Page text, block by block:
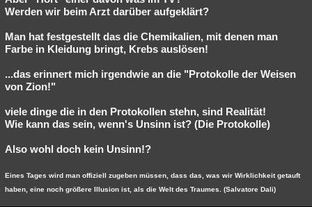
Werden wir beim Arzt darüber aufgeklärt?
Man hat festgestellt das die Chemikalien, mit denen man
Farbe in Kleidung bringt, Krebs auslösen!
...das erinnert mich irgendwie an die "Protokolle der Weisen
von Zion!"
viele dinge die in den Protokollen stehn, sind Realität!
Wie kann das sein, wenn's Unsinn ist? (Die Protokolle)
Also wohl doch kein Unsinn!?
Eines Tages wird man offiziell zugeben müssen, dass das, was wir Wirklichkeit getauft
haben, eine noch größere Illusion ist, als die Welt des Traumes. (Salvatore Dali)